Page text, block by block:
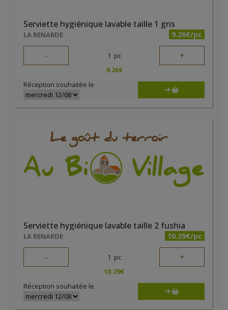
Serviette hygiénique lavable taille 1 gris
LA RENARDE 9.26€/pc
- 1 pc +
9.26€
Réception souhaitée le
Serviette hygiénique lavable taille 2 fushia
LA RENARDE 10.29€/pc
- 1 pc +
10.29€
Réception souhaitée le